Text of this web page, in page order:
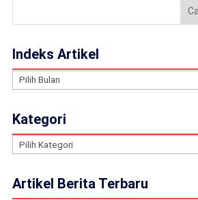
Indeks Artikel
Indeks
Kategori
Kategori
Artikel Berita Terbaru